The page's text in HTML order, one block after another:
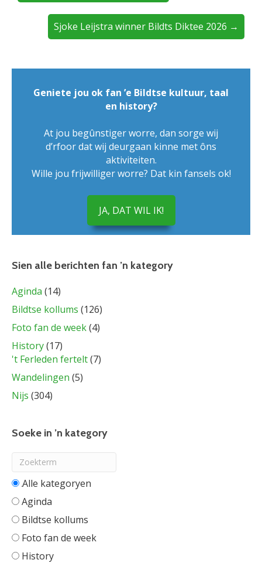
Sjoke Leijstra winner Bildts Diktee 2026 →
Geniete jou ok fan ’e Bildtse kultuur, taal
en history?
At jou begûnstiger worre, dan sorge wij
d’rfoor dat wij deurgaan kinne met ôns
aktiviteiten.
Wille jou frijwilliger worre? Dat kin fansels ok!
JA, DAT WIL IK!
Sien alle berichten fan ’n kategory
Aginda (14)
Bildtse kollums (126)
Foto fan de week(4)
History(17)
't Ferleden fertelt(7)
Wandelingen (5)
Nijs (304)
Soeke in ’n kategory
Alle categorieën
Aginda
Bildtse kollums
Foto fan de week
History